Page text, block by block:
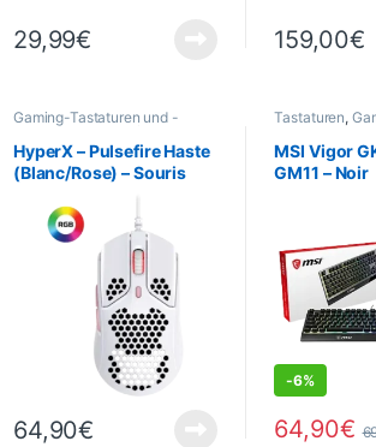
29,99€ 159,00€
Gaming-Tastaturen und -
Mäuse,
Peripheriegeräte,Maus
HyperX – Pulsefire Haste
(Blanc/Rose) – Souris
64,90€
Tastaturen,
Tastaturen und
Gaming,
PROMOTIONS
MSI Vigor
GM11 – Noir
-6%
64,90€